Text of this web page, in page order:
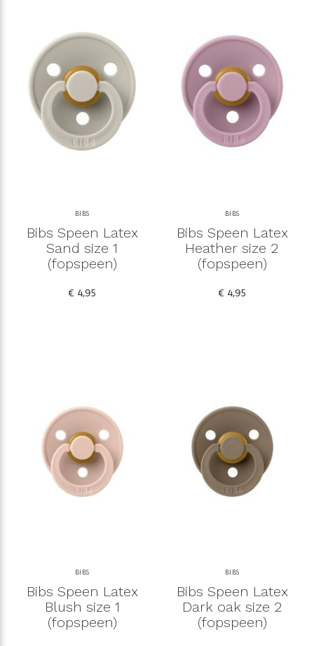
BIBS
Bibs Speen Latex
Sand size 1
(fopspeen)
€ 4,95
BIBS
Bibs Speen Latex
Heather size 2
(fopspeen)
€ 4,95
BIBS
Bibs Speen Latex
Blush size 1
(fopspeen)
BIBS
Bibs Speen Latex
Dark oak size 2
(fopspeen)